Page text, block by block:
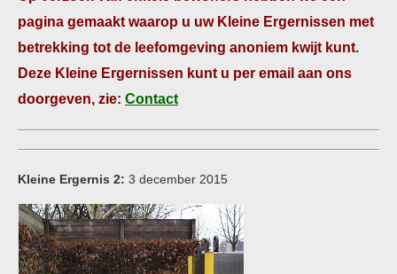
pagina gemaakt waarop u uw Kleine Ergernissen met
betrekking tot de leefomgeving anoniem kwijt kunt.
Deze Kleine Ergernissen kunt u per email aan ons
doorgeven, zie: Contact
Kleine Ergernis 2: 3 december 2015